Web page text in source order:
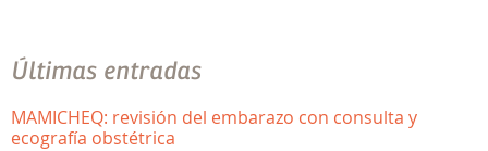
Últimas entradas
MAMICHEQ: revisión del embarazo con consulta y
ecografía obstétrica